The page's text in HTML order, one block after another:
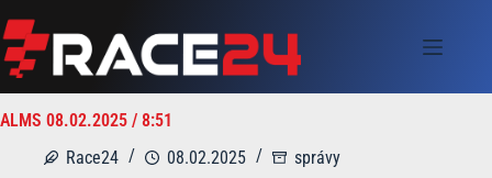
to
content
ALMS 08.02.2025 / 8:51
Race24
08.02.2025 správy